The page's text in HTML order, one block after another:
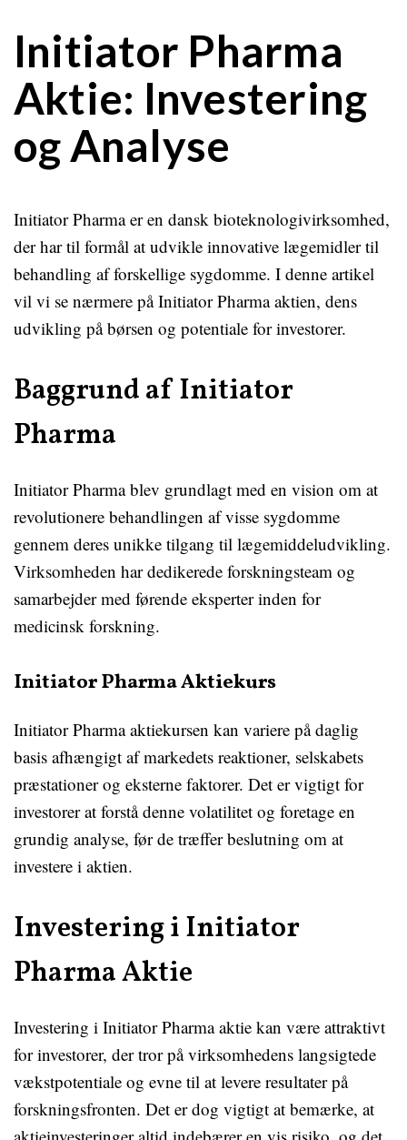
Initiator Pharma
Aktie: Investering
og Analyse
Initiator Pharma er en dansk bioteknologivirksomhed,
der har til formål at udvikle innovative lægemidler til
behandling af forskellige sygdomme. I denne artikel
vil vi se nærmere på Initiator Pharma aktien, dens
udvikling på børsen og potentiale for investorer.
Baggrund af Initiator
Pharma
Initiator Pharma blev grundlagt med en vision om at
revolutionere behandlingen af visse sygdomme
gennem deres unikke tilgang til lægemiddeludvikling.
Virksomheden har dedikerede forskningsteam og
samarbejder med førende eksperter inden for
medicinsk forskning.
Initiator Pharma Aktiekurs
Initiator Pharma aktiekursen kan variere på daglig
basis afhængigt af markedets reaktioner, selskabets
præstationer og eksterne faktorer. Det er vigtigt for
investorer at forstå denne volatilitet og foretage en
grundig analyse, før de træffer beslutning om at
investere i aktien.
Investering i Initiator
Pharma Aktie
Investering i Initiator Pharma aktie kan være attraktivt
for investorer, der tror på virksomhedens langsigtede
vækstpotentiale og evne til at levere resultater på
forskningsfronten. Det er dog vigtigt at bemærke, at